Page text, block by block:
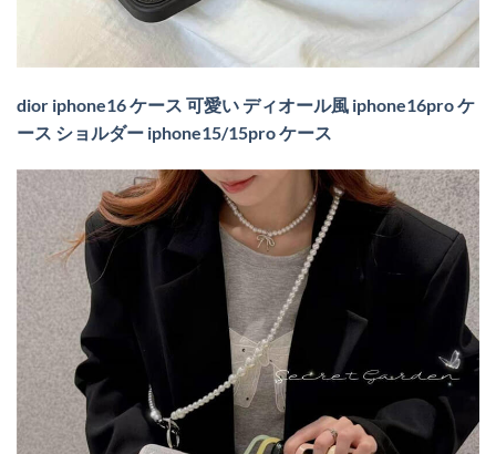
dior iphone16 ケース 可愛い ディオール風 iphone16pro ケ
ース ショルダー iphone15/15pro ケース